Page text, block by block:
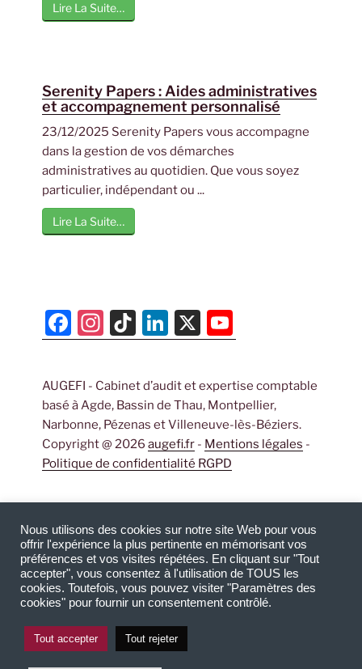
Lire La Suite…
Serenity Papers : Aides administratives
et accompagnement personnalisé
23/12/2025 Serenity Papers vous accompagne
dans la gestion de vos démarches
administratives au quotidien. Que vous soyez
particulier, indépendant ou ...
Lire La Suite…
F
a
c
e
b
o
o
k
In
st
a
gr
a
m
Ti
k
T
o
k
Li
n
k
e
dI
n
X
o
u
T
u
b
C
h
a
n
n
AUGEFI - Cabinet d’audit et expertise comptable
basé à Agde, Bassin de Thau, Montpellier,
Narbonne, Pézenas et Villeneuve-lès-Béziers.
Copyright @ 2026augefi.fr - Mentions légales -
Politique de confidentialité RGPD
Nous utilisons des cookies sur notre site Web pour vous
offrir l'expérience la plus pertinente en mémorisant vos
préférences et vos visites répétées. En cliquant sur "Tout
accepter", vous consentez à l'utilisation de TOUS les
cookies. Toutefois, vous pouvez visiter "Paramètres des
cookies" pour fournir un consentement contrôlé.
Tout accepter Tout rejeter